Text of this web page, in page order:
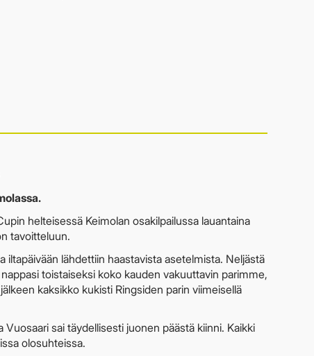
helteisessä Keimolan osakilpailussa lauantaina
tavoitteluun.
lähdettiin haastavista asetelmista. Neljästä
toistaiseksi koko kauden vakuuttavin parimme,
kaksikko kukisti Ringsiden parin viimeisellä
sai täydellisesti juonen päästä kiinni. Kaikki
olosuhteissa.